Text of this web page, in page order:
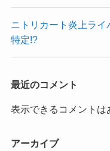
ニトリカート炎上ラ
特定!?
最近のコメント
表示できるコメントは
アーカイブ